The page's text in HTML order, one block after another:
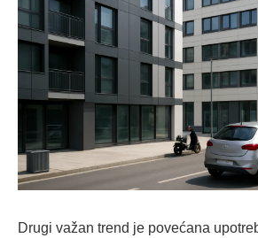
Drugi važan trend je povećana